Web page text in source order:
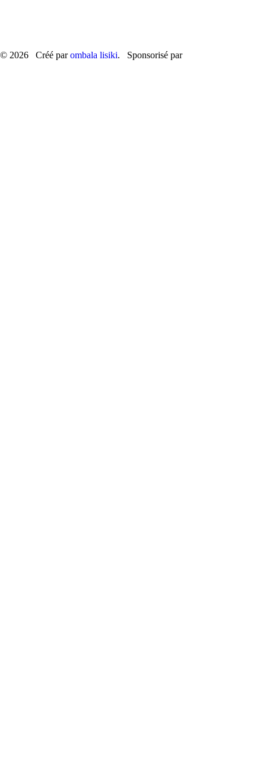
© 2026 Créé parombala lisiki. Sponsorisé par